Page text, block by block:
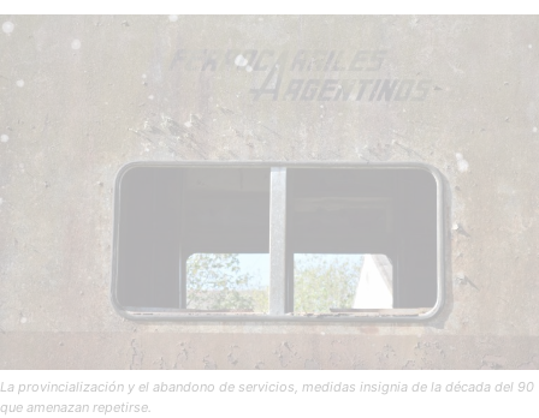
La provincialización y el abandono de servicios, medidas insignia de la década del 90
que amenazan repetirse.